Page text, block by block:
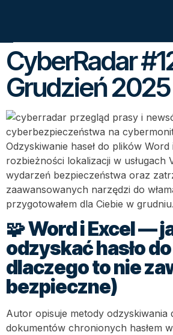
CyberRadar
Grudzień 2025
Odzyskiwanie haseł do plików Word
rozbieżności lokalizacji w usługach
wydarzeń bezpieczeństwa oraz
zaawansowanych narzędzi do
przygotowałem dla Ciebie w grudniu.
🧩Word i Excel —
odzyskać hasło
dlaczego to nie
bezpieczne)
Autor opisuje metody odzyskiwania
dokumentów chronionych hasłem